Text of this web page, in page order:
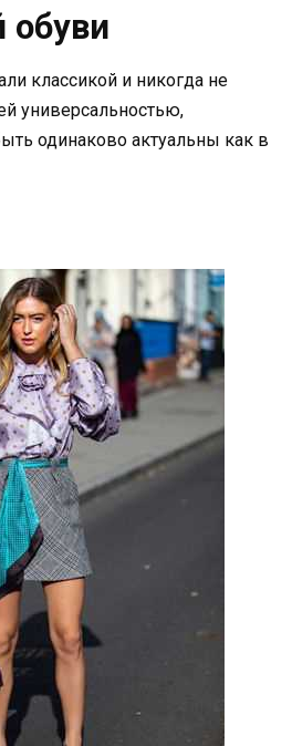
обуви
классикой и никогда не
универсальностью,
одинаково актуальны как в